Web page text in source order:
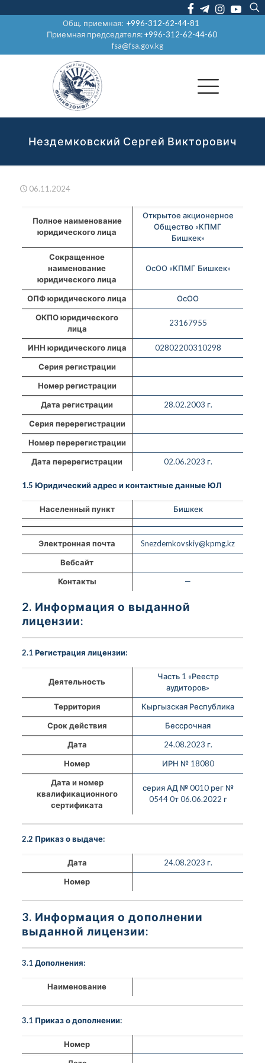
Общ. приемная:+996-312-62-44-81
Приемная председателя:+996-312-62-44-60
fsa@fsa.gov.kg
Нездемковский Сергей Викторович
06.11.2024
Полное наименование
юридического лица
Открытое акционерное
Общество «КПМГ
Бишкек»
Сокращенное
наименование
юридического лица
ОсОО «КПМГ Бишкек»
ОПФ юридического лица
ОсОО
ОКПО юридического
лица
23167955
ИНН юридического лица
02802200310298
Серия регистрации
Номер регистрации
Дата регистрации
28.02.2003 г.
Серия перерегистрации
Номер перерегистрации
Дата перерегистрации
02.06.2023 г.
1.5 Юридический адрес и контактные данные ЮЛ
Населенный пункт Бишкек
Электронная почта
Snezdemkovskiy@kpmg.kz
Вебсайт
Контакты
—
2. Информация о выданной
лицензии:
2.1 Регистрация лицензии:
Деятельность
Часть 1 «Реестр
аудиторов»
Территория
Кыргызская Республика
Срок действия
Бессрочная
Дата
24.08.2023 г.
Номер
ИРН № 18080
Дата и номер
квалификационного
сертификата
серия АД № 0010 рег №
0544 0т 06.06.2022 г
2.2 Приказ о выдаче:
Дата
24.08.2023 г.
Номер
3. Информация о дополнении
выданной лицензии:
3.1 Дополнения:
Наименование
3.1 Приказ о дополнении:
Номер